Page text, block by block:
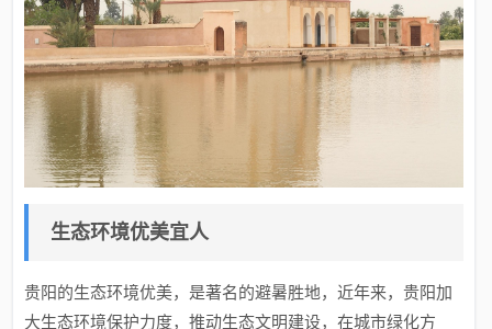
生态环境优美宜人
贵阳的生态环境优美，是著名的避暑胜地，近年来，贵阳加
大生态环境保护力度，推动生态文明建设，在城市绿化方